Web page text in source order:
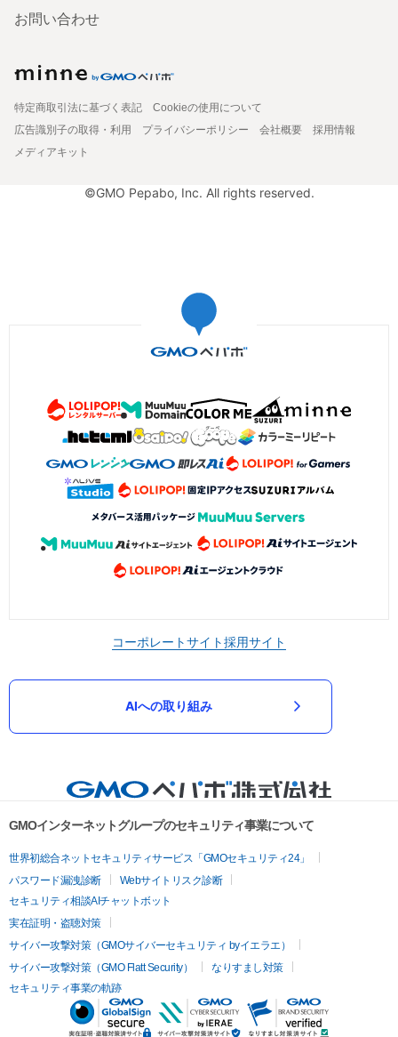
お問い合わせ
特定商取引法に基づく表記
Cookieの使用について
広告識別子の取得・利用
プライバシーポリシー 会社概要
採用情報
メディアキット
©GMO Pepabo, Inc. All rights reserved.
コーポレートサイト採用サイト
AIへの取り組み
GMOインターネットグループのセキュリティ事業について
世界初総合ネットセキュリティサービス「GMOセキュリティ24」
パスワード漏洩診断
Webサイトリスク診断
セキュリティ相談AIチャットボット
実在証明・盗聴対策
サイバー攻撃対策（GMOサイバーセキュリティ byイエラエ）
サイバー攻撃対策（GMO Flatt Security）
なりすまし対策
セキュリティ事業の軌跡